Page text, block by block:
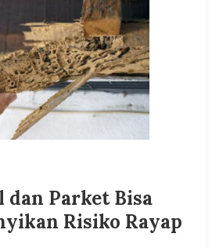
Parket Bisa
Risiko Rayap